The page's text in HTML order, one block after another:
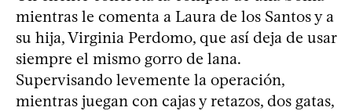
mientras le comenta a Laura de los Santos y a
su hija, Virginia Perdomo, que así deja de usar
siempre el mismo gorro de lana.
Supervisando levemente la operación,
mientras juegan con cajas y retazos, dos gatas,